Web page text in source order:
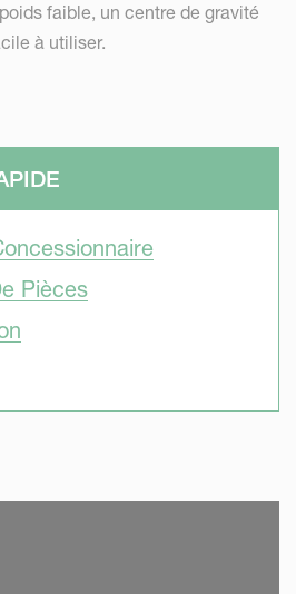
faible, un centre de gravité
à utiliser.
Pièces